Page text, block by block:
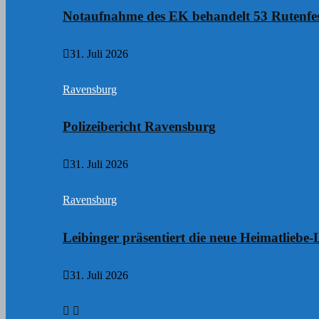
Notaufnahme des EK behandelt 53
31. Juli 2026
Ravensburg
Polizeibericht Ravensburg
31. Juli 2026
Ravensburg
Leibinger präsentiert die neue Heimatliebe-
31. Juli 2026